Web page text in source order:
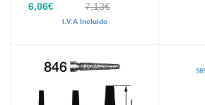
6,06€
7,13€
I.V.A Incluido